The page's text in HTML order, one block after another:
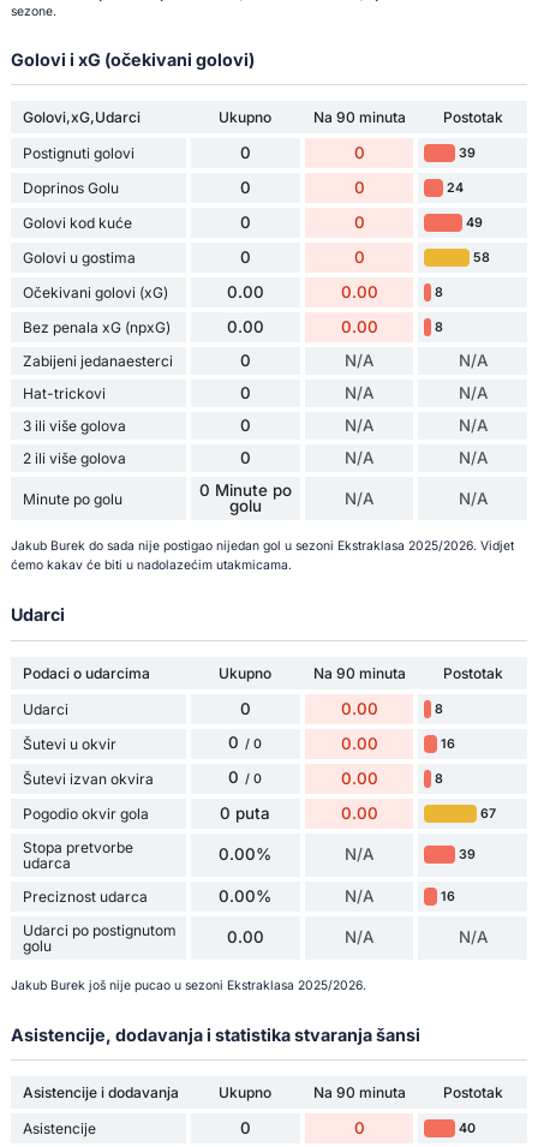
sezone.
Golovi i xG (očekivani golovi)
Golovi,xG,Udarci Ukupno Na 90 minuta
Postotak
Postignuti golovi
0 0 39
Doprinos Golu 0 0 24
Golovi kod kuće 0 0 49
Golovi u gostima 0 0 58
Očekivani golovi (xG) 0.00 0.00 8
Bez penala xG (npxG) 0.00 0.00 8
Zabijeni jedanaesterci 0 N/A N/A
Hat-trickovi 0 N/A N/A
3 ili više golova 0 N/A N/A
2 ili više golova 0 N/A N/A
Minute po golu
0 Minute po
golu
N/A N/A
Jakub Burek do sada nije postigao nijedan gol u sezoni Ekstraklasa 2025/2026. Vidjet
ćemo kakav će biti u nadolazećim utakmicama.
Udarci
Podaci o udarcima Ukupno Na 90 minuta
Postotak
Udarci
0 0.00 8
Šutevi u okvir 0 / 0 0.00 16
Šutevi izvan okvira 0 / 0 0.00 8
Pogodio okvir gola 0 puta 0.00 67
Stopa pretvorbe
udarca
0.00% N/A 39
Preciznost udarca 0.00% N/A 16
Udarci po postignutom
golu
0.00 N/A N/A
Jakub Burek još nije pucao u sezoni Ekstraklasa 2025/2026.
Asistencije, dodavanja i statistika stvaranja šansi
Asistencije i dodavanja Ukupno Na 90 minuta
Postotak
Asistencije
0 0 40